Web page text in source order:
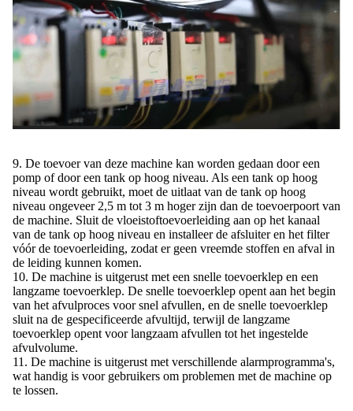
9. De toevoer van deze machine kan worden gedaan door een
pomp of door een tank op hoog niveau. Als een tank op hoog
niveau wordt gebruikt, moet de uitlaat van de tank op hoog
niveau ongeveer 2,5 m tot 3 m hoger zijn dan de toevoerpoort van
de machine. Sluit de vloeistoftoevoerleiding aan op het kanaal
van de tank op hoog niveau en installeer de afsluiter en het filter
vóór de toevoerleiding, zodat er geen vreemde stoffen en afval in
de leiding kunnen komen.
10. De machine is uitgerust met een snelle toevoerklep en een
langzame toevoerklep. De snelle toevoerklep opent aan het begin
van het afvulproces voor snel afvullen, en de snelle toevoerklep
sluit na de gespecificeerde afvultijd, terwijl de langzame
toevoerklep opent voor langzaam afvullen tot het ingestelde
afvulvolume.
11. De machine is uitgerust met verschillende alarmprogramma's,
wat handig is voor gebruikers om problemen met de machine op
te lossen.